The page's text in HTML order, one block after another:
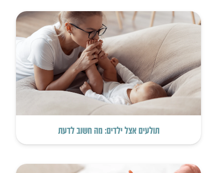
תולעים אצל ילדים: מה חשוב לדעת